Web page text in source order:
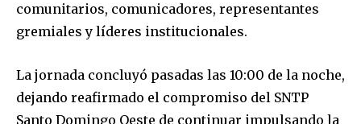
comunitarios, comunicadores, representantes
gremiales y líderes institucionales.
La jornada concluyó pasadas las 10:00 de la noche,
dejando reafirmado el compromiso del SNTP
Santo Domingo Oeste de continuar impulsando la